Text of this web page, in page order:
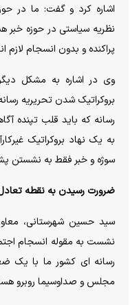
اشاره کرد و گفت: ما در
نظریه سیاستی در حوزه خبر
پراکنده و بدون انسجام لازم
وی در اشاره به مشکل
بروکراتیک شدن تحریریه
رسانه که باید قلب تپنده
به یک نهاد بروکراتیک
سوژه و خبر فقط به نشستن
ضرورت رسیدن به نقطه
سید حسین شهرستانی،
نشست به مقوله انسجام
رسانه ای کشور ما با یک
مجلس و صداوسیما روبرو